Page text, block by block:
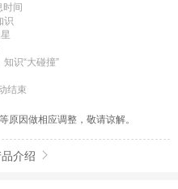
时间
识
识“大碰撞”
结束
原因做相应调整，敬请谅解。
介绍 